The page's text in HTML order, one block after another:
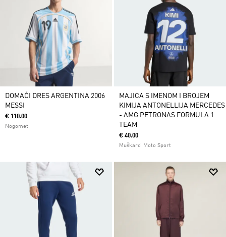
DOMAĆI DRES ARGENTINA 2006
MESSI
€ 110.00
Nogomet
MAJICA S IMENOM I BROJEM
KIMIJA ANTONELLIJA MERCEDES
- AMG PETRONAS FORMULA 1
TEAM
€ 40.00
Muškarci Moto Sport